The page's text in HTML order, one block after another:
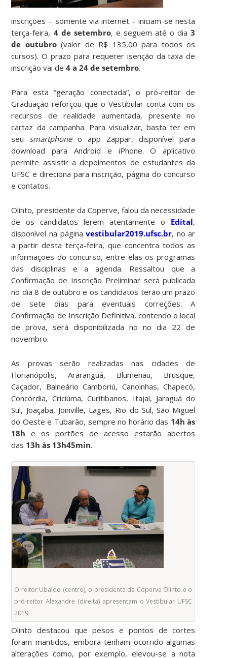
inscrições – somente via internet – iniciam-se nesta
terça-feira, 4 de setembro, e seguem até o dia 3
de outubro(valor de R$ 135,00 para todos os
cursos). O prazo para requerer isenção da taxa de
inscrição vai de4 a 24 de setembro.
Para esta “geração conectada”, o pró-reitor de
Graduação reforçou que o Vestibular conta com os
recursos de realidade aumentada, presente no
cartaz da campanha. Para visualizar, basta ter em
seu smartphoneo app Zappar, disponível para
download para Android e iPhone. O aplicativo
permite assistir a depoimentos de estudantes da
UFSC e direciona para inscrição, página do concurso
e contatos.
Olinto, presidente da Coperve, falou da necessidade
de os candidatos lerem atentamente o Edital,
disponível na páginavestibular2019.ufsc.br, no ar
a partir desta terça-feira, que concentra todos as
informações do concurso, entre elas os programas
das disciplinas e a agenda. Ressaltou que a
Confirmação de Inscrição Preliminar será publicada
no dia 8 de outubro e os candidatos terão um prazo
de sete dias para eventuais correções. A
Confirmação de Inscrição Definitiva, contendo o local
de prova, será disponibilizada no no dia 22 de
novembro.
As provas serão realizadas nas cidades de
Florianópolis, Araranguá, Blumenau, Brusque,
Caçador, Balneário Camboriú, Canoinhas, Chapecó,
Concórdia, Criciúma, Curitibanos, Itajaí, Jaraguá do
Sul, Joaçaba, Joinville, Lages, Rio do Sul, São Miguel
do Oeste e Tubarão, sempre no horário das 14h às
18h e os portões de acesso estarão abertos
das 13h às 13h45min.
O reitor Ubaldo (centro), o presidente da Coperve Olinto e o
pró-reitor Alexandre (direita) apresentam o Vestibular UFSC
2019
Olinto destacou que pesos e pontos de cortes
foram mantidos, embora tenham ocorrido algumas
alterações como, por exemplo, elevou-se a nota